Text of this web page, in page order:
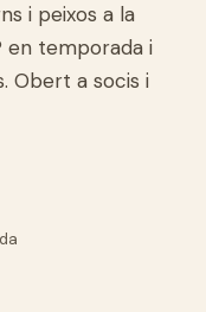
i peixos a la
en temporada i
Obert a socis i